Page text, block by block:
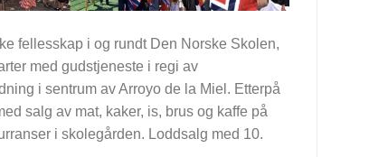
fellesskap i og rundt Den Norske Skolen,
med gudstjeneste i regi av
i sentrum av Arroyo de la Miel. Etterpå
salg av mat, kaker, is, brus og kaffe på
i skolegården. Loddsalg med 10.